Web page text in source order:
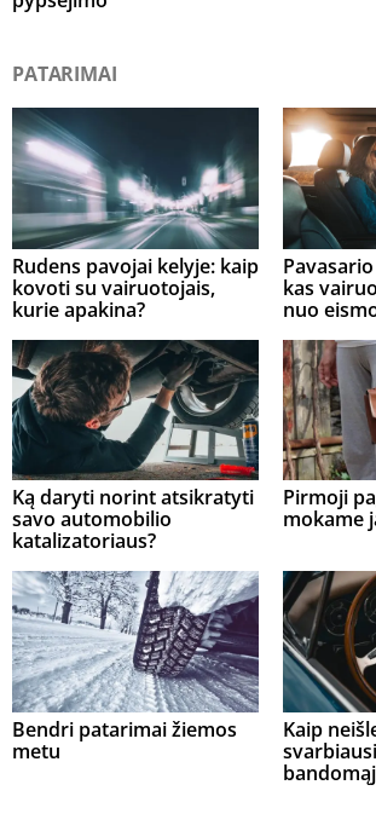
PATARIMAI
Rudens pavojai kelyje: kaip
kovoti su vairuotojais,
kurie apakina?
kas
nuo
Ką daryti norint atsikratyti
savo automobilio
katalizatoriaus?
Pirmoji
mokame
Bendri patarimai žiemos
metu
Kaip